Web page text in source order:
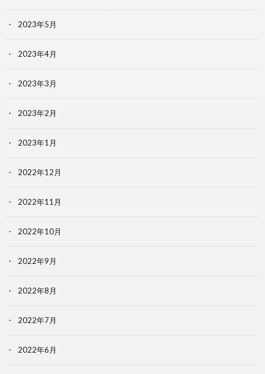
2023年5月
2023年4月
2023年3月
2023年2月
2023年1月
2022年12月
2022年11月
2022年10月
2022年9月
2022年8月
2022年7月
2022年6月